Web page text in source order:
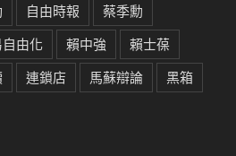
自由時報
蔡季勳
由化 賴中強
賴士葆
連鎖店 馬蘇辯論 黑箱